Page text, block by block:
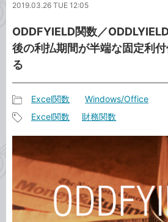
ッ
2019.03.26 TUE 12:05
ODDFYIELD関数／
後の利払期間が半端な固定利
る
事
カ
テ
リ
Excel関数 Windows/Office
タ
Excel関数 財務関数